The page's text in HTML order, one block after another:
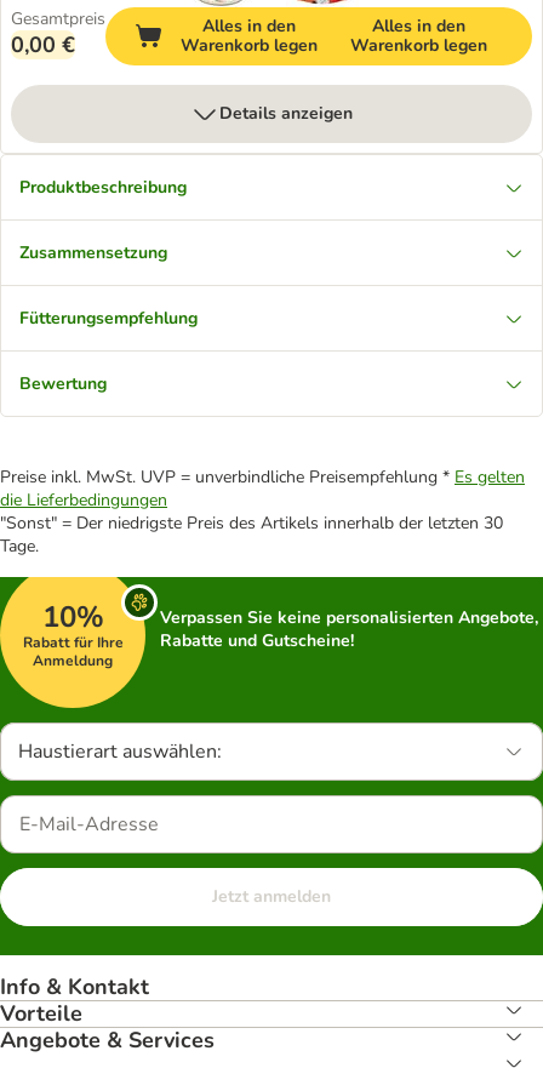
Gesamtpreis
0,00 €
Alles in den
Warenkorb legen
Alles in den
Warenkorb legen
Details anzeigen
Produktbeschreibung
Zusammensetzung
Fütterungsempfehlung
Bewertung
Preise inkl. MwSt. UVP = unverbindliche Preisempfehlung * Es gelten
die Lieferbedingungen
"Sonst" = Der niedrigste Preis des Artikels innerhalb der letzten 30
Tage.
10%
Rabatt für Ihre
Anmeldung
Verpassen Sie keine personalisierten Angebote,
Rabatte und Gutscheine!
Haustierart auswählen:
Jetzt anmelden
Info & Kontakt
Vorteile
Angebote & Services